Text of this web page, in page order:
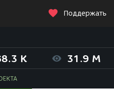
Поддержать
K 31.9 M